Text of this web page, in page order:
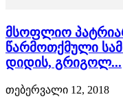
მსოფლიო
წარმოთქმული
დიდის, გრიგოლ...
თებერვალი 12, 2018